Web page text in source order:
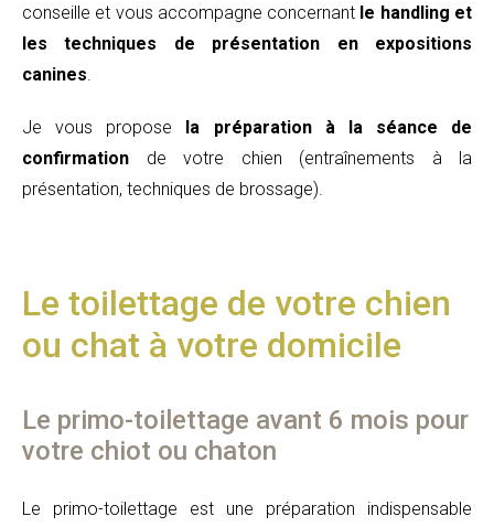
conseille et vous accompagne concernant le handling et
les techniques de présentation en expositions
canines
Je vous propose la préparation à la séance de
confirmation de votre chien (entraînements à la
présentation, techniques de brossage).
Le toilettage de votre chien
ou chat à votre domicile
Le primo-toilettage avant 6 mois pour
votre chiot ou chaton
Le primo-toilettage est une préparation indispensable